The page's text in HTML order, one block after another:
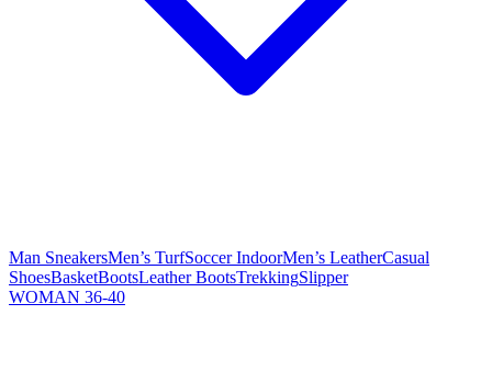
Man SneakersMen’s TurfSoccer IndoorMen’s LeatherCasual
ShoesBasketBootsLeather BootsTrekkingSlipper
WOMAN 36-40